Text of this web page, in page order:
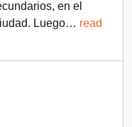
en el
Luego… read